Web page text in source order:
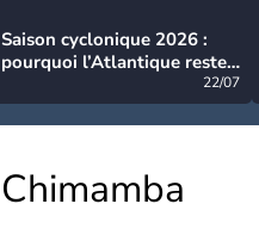
Saison cyclonique 2026 :
pourquoi l’Atlantique reste
22/07
Chimamba